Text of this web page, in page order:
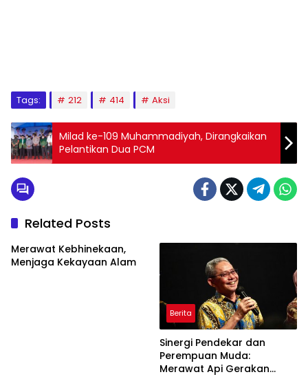
Tags: 212 414 Aksi
Milad ke-109 Muhammadiyah, Dirangkaikan
Pelantikan Dua PCM
Related Posts
Merawat Kebhinekaan,
Menjaga Kekayaan Alam
Berita
Sinergi Pendekar dan
Perempuan Muda:
Merawat Api Gerakan